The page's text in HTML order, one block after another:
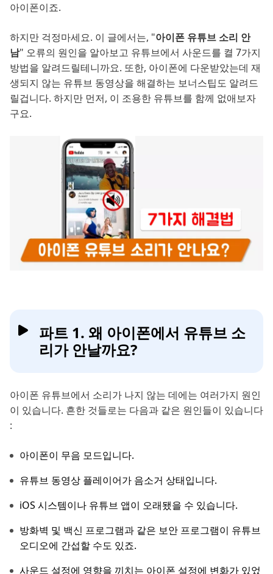
아이폰이죠.
하지만 걱정마세요. 이 글에서는, "아이폰 유튜브 소리 안
남" 오류의 원인을 알아보고 유튜브에서 사운드를 켤 7가지
방법을 알려드릴테니까요. 또한, 아이폰에 다운받았는데 재
생되지 않는 유튜브 동영상을 해결하는 보너스팁도 알려드
릴겁니다. 하지만 먼저, 이 조용한 유튜브를 함께 없애보자
구요.
파트 1. 왜 아이폰에서 유튜브 소
리가 안날까요?
아이폰 유튜브에서 소리가 나지 않는 데에는 여러가지 원인
이 있습니다. 흔한 것들로는 다음과 같은 원인들이 있습니다
:
아이폰이 무음 모드입니다.
유튜브 동영상 플레이어가 음소거 상태입니다.
iOS 시스템이나 유튜브 앱이 오래됐을 수 있습니다.
방화벽 및 백신 프로그램과 같은 보안 프로그램이 유튜브
오디오에 간섭할 수도 있죠.
사운드 설정에 영향을 끼치는 아이폰 설정에 변화가 있었